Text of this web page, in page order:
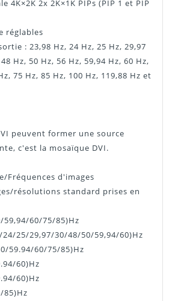
4K×2K 2x 2K×1K PIPs (PIP 1 et PIP
réglables
: 23,98 Hz, 24 Hz, 25 Hz, 29,97
Hz, 50 Hz, 56 Hz, 59,94 Hz, 60 Hz,
75 Hz, 85 Hz, 100 Hz, 119,88 Hz et
peuvent former une source
c'est la mosaïque DVI.
Fréquences d'images
résolutions standard prises en
59,94/60/75/85)Hz
24/25/29,97/30/48/50/59,94/60)Hz
59.94/60/75/85)Hz
60)Hz
60)Hz
85)Hz